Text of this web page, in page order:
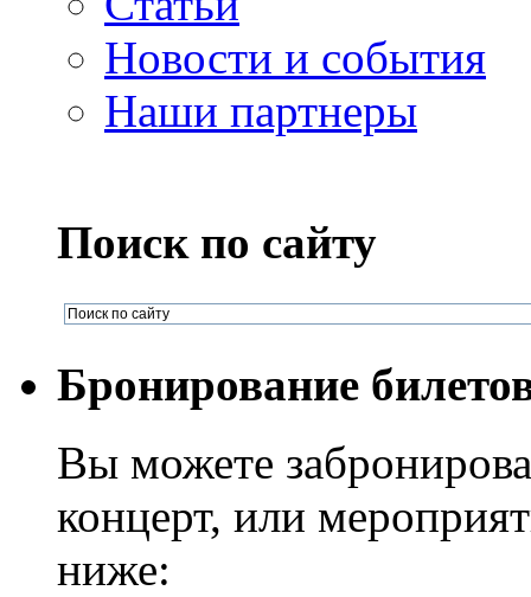
Новости и события
Наши партнеры
Поиск по сайту
Бронирование
Вы можете
концерт, или
ниже: